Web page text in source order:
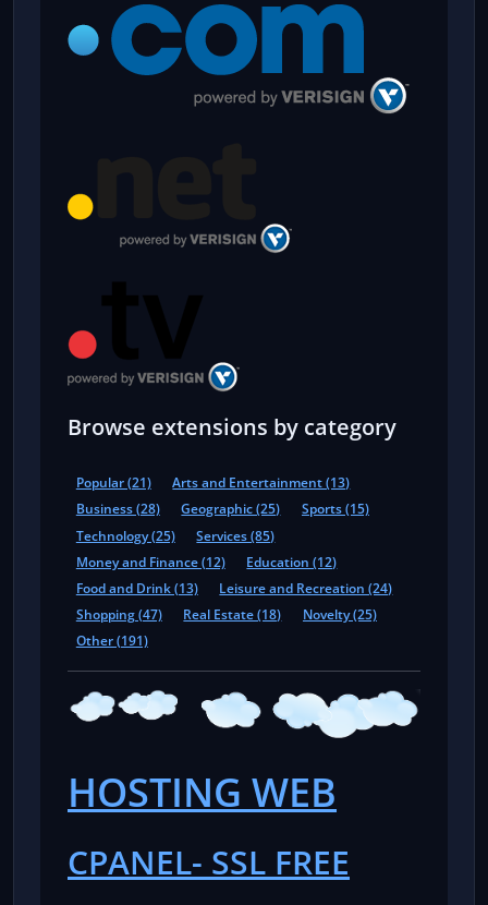
Browse extensions by category
Popular (21)
Arts and Entertainment (13)
Business (28)
Geographic (25)
Sports (15)
Technology (25)
Services (85)
Money and Finance (12)
Education (12)
Food and Drink (13)
Leisure and Recreation (24)
Shopping (47)
Real Estate (18)
Novelty (25)
Other (191)
HOSTING WEB
CPANEL- SSL FREE